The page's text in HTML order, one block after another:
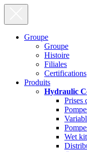
Groupe
Groupe
Histoire
Filiales
Certifications
Produits
Hydraulic
Prises
Wet kit